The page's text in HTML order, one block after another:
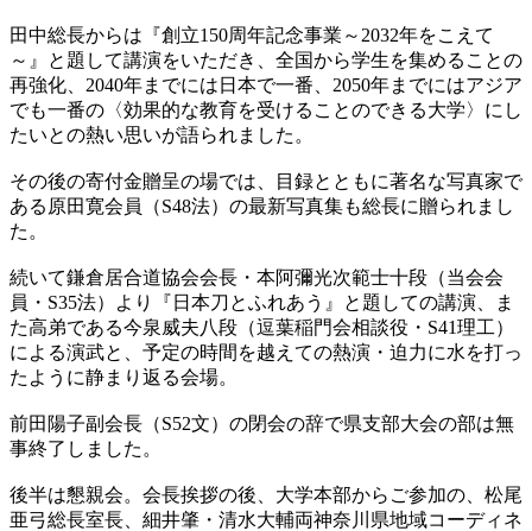
田中総長からは『創立150周年記念事業～2032年をこえて
～』と題して講演をいただき、全国から学生を集めることの
再強化、2040年までには日本で一番、2050年までにはアジア
でも一番の〈効果的な教育を受けることのできる大学〉にし
たいとの熱い思いが語られました。
その後の寄付金贈呈の場では、目録とともに著名な写真家で
ある原田寛会員（S48法）の最新写真集も総長に贈られまし
た。
続いて鎌倉居合道協会会長・本阿彌光次範士十段（当会会
員・S35法）より『日本刀とふれあう』と題しての講演、ま
た高弟である今泉威夫八段（逗葉稲門会相談役・S41理工）
による演武と、予定の時間を越えての熱演・迫力に水を打っ
たように静まり返る会場。
前田陽子副会長（S52文）の閉会の辞で県支部大会の部は無
事終了しました。
後半は懇親会。会長挨拶の後、大学本部からご参加の、松尾
亜弓総長室長、細井肇・清水大輔両神奈川県地域コーディネ